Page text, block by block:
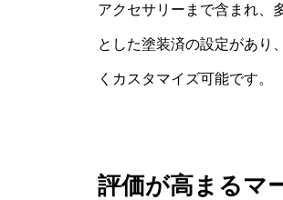
アクセサリーまで含まれ、
とした塗装済の設定があり
くカスタマイズ可能です。
評価が高まるマ